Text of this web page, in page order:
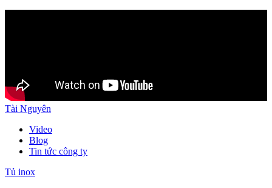
Tài Nguyên
Video
Blog
Tin tức công ty
Tủ inox